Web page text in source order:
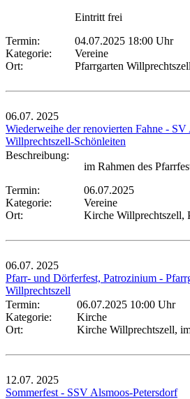
Eintritt frei
Termin:
04.07.2025 18:00 Uhr
Kategorie:
Vereine
Ort:
Pfarrgarten Willprechtszell
06.07. 2025
Wiederweihe der renovierten Fahne - SV
Willprechtszell-Schönleiten
Beschreibung:
im Rahmen des
Termin:
06.07.2025
Kategorie:
Vereine
Ort:
Kirche Willprechtszell,
06.07. 2025
Pfarr- und Dörferfest, Patrozinium -
Willprechtszell
Termin:
06.07.2025 10:00 Uhr
Kategorie:
Kirche
Ort:
Kirche Willprechtszell,
12.07. 2025
Sommerfest - SSV Alsmoos-Petersdorf